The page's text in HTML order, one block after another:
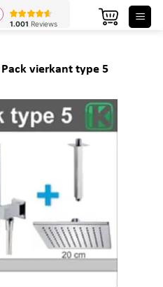
vierkant type 5